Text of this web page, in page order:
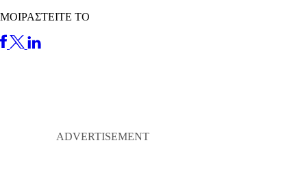
ΜΟΙΡΑΣΤΕΙΤΕ ΤΟ